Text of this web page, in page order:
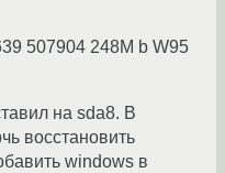
507904 248M b W95
на sda8. В
восстановить
windows в